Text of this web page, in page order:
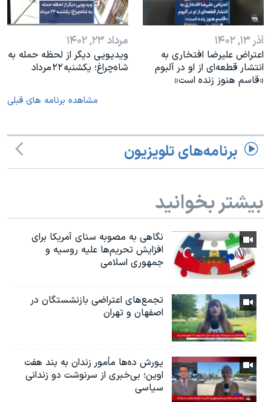
آذر ۱۳, ۱۴۰۲
اعتراض علیرضا افتخاری به
انتشار قطعه‌ای از او در آلبوم
«قاسم هنوز زنده است»
مرداد ۲۳, ۱۴۰۲
ویدیویی دیگر از لحظه حمله به
شاه‌چراغ؛ یکشنبه ۲۲ مرداد
مشاهده برنامه های قبلی
برنامه‌های تلویزیون
بیشتر بخوانید
نگاهی به مصوبه سنای آمریکا برای
افزایش تحریم‌ها علیه روسیه و
جمهوری اسلامی
تجمع‌های اعتراضی بازنشستگان در
اصفهان و تهران
یورش ده‌ها مأمور زندان به بند هفت
اوین؛ بی‌خبری از سرنوشت دو زندانی
سیاسی